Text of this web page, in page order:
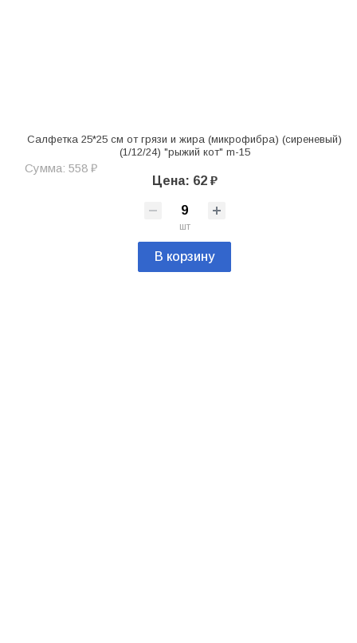
Салфетка 25*25 см от грязи и жира (микрофибра) (сиреневый)
(1/12/24) "рыжий кот" m-15
Сумма: 558 ₽
Цена: 62 ₽
шт
В корзину